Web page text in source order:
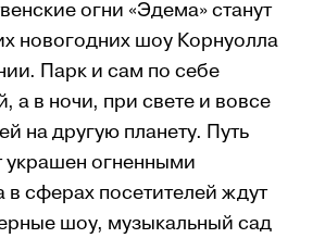
огни «Эдема» станут
новогодних шоу Корнуолла
Парк и сам по себе
а в ночи, при свете и вовсе
на другую планету. Путь
украшен огненными
в сферах посетителей ждут
шоу, музыкальный сад